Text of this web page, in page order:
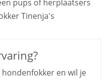
pups of herplaatsers
Tinenja's
en wil je